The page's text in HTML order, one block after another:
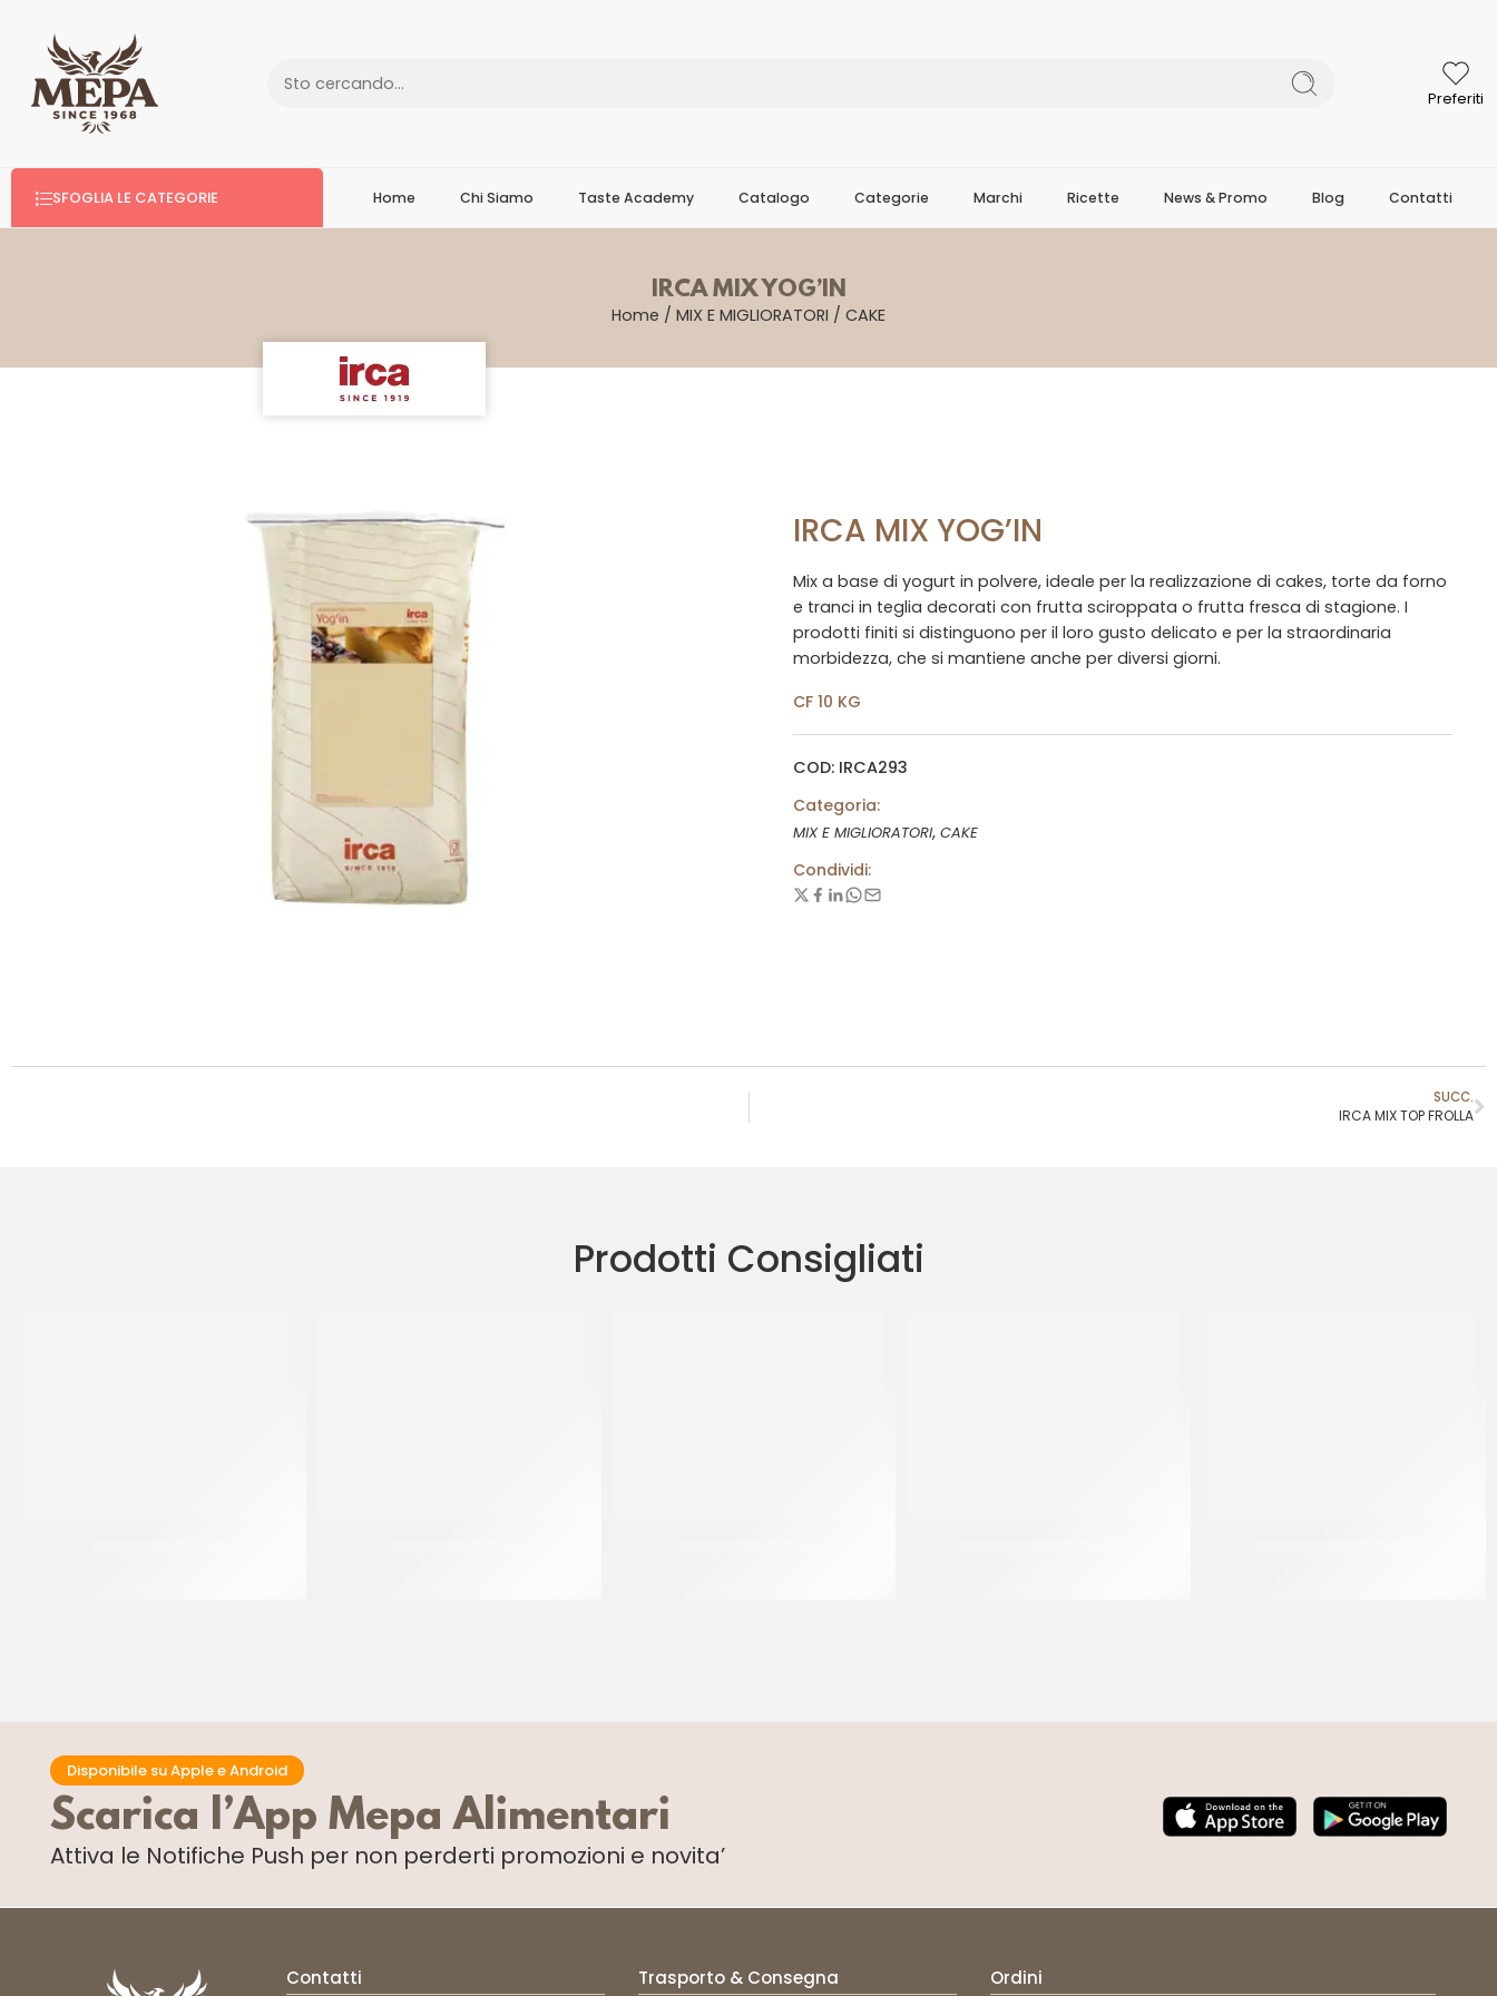
Preferiti
SFOGLIA LE CATEGORIE Home Chi Siamo Taste Academy Catalogo Categorie Marchi Ricette News & Promo Blog Contatti
IRCA MIX YOG’IN
Home / MIX E MIGLIORATORI / CAKE
IRCA MIX YOG’IN
Mix a base di yogurt in polvere, ideale per la realizzazione di cakes, torte da forno
e tranci in teglia decorati con frutta sciroppata o frutta fresca di stagione. I
prodotti finiti si distinguono per il loro gusto delicato e per la straordinaria
morbidezza, che si mantiene anche per diversi giorni.
CF 10 KG
COD: IRCA293
Categoria:
MIX E MIGLIORATORI, CAKE
Condividi:
SUCC.
IRCA MIX TOP FROLLA
Prodotti Consigliati
Disponibile su Apple e Android
Scarica l’App Mepa Alimentari
Attiva le Notifiche Push per non perderti promozioni e novita’
Contatti Trasporto & Consegna Ordini